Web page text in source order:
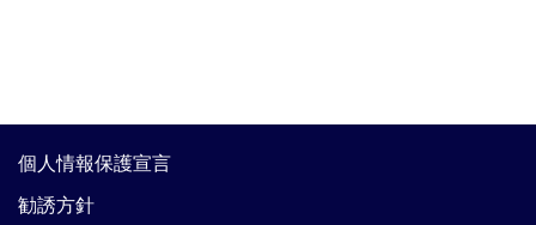
個人情報保護宣言
勧誘方針